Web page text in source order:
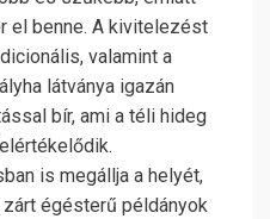
el benne. A kivitelezést
valamint a
látványa igazán
bír, ami a téli hideg
is megállja a helyét,
égésterű példányok